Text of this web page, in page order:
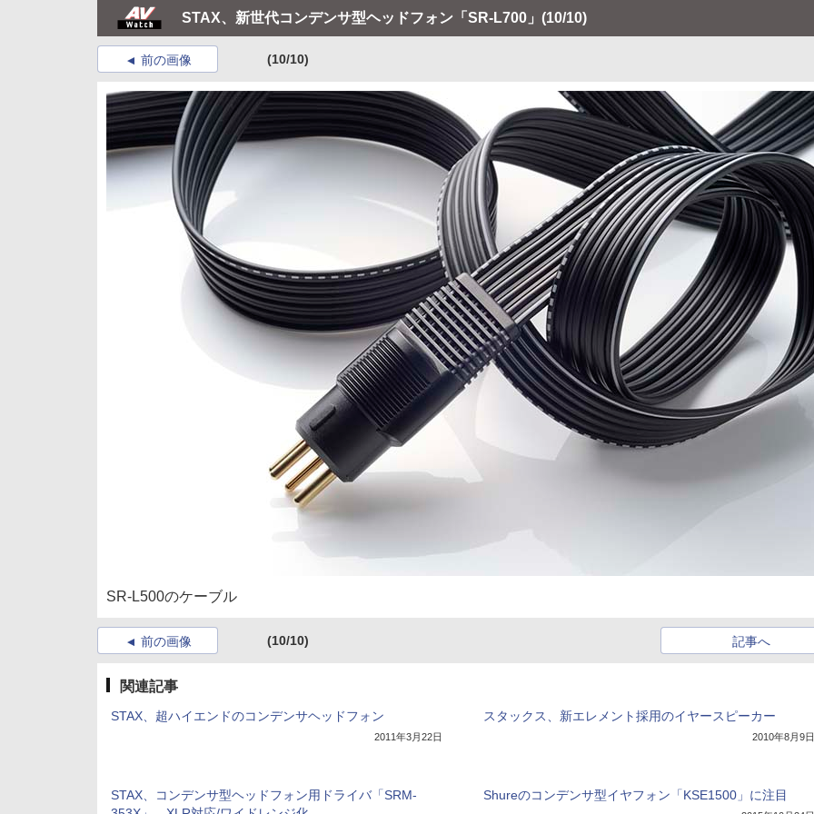
STAX、新世代コンデンサ型ヘッドフォン「SR-L700」 (10/10)
前の画像 (10/10)
SR-L500のケーブル
前の画像 (10/10) 記事へ
関連記事
STAX、超ハイエンドのコンデンサヘッドフォン
2011年3月22日
スタックス、新エレメント採用のイヤースピーカー
2010年8月9日
STAX、コンデンサ型ヘッドフォン用ドライバ「SRM-
Shureのコンデンサ型イヤフォン「KSE1500」に注目